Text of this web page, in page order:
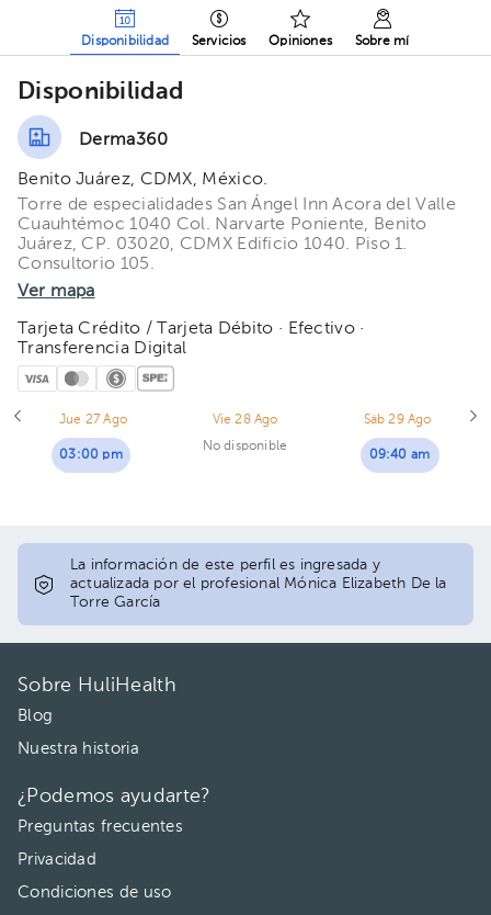
Disponibilidad Servicios Opiniones Sobre mí
Disponibilidad
Derma360
Benito Juárez, CDMX, México.
Torre de especialidades San Ángel Inn Acora del Valle
Cuauhtémoc 1040 Col. Narvarte Poniente, Benito
Juárez, CP. 03020, CDMX Edificio 1040. Piso 1.
Consultorio 105.
Ver mapa
Tarjeta Crédito / Tarjeta Débito · Efectivo ·
Transferencia Digital
Jue 27 Ago
03:00 pm
Vie 28 Ago
No disponible
Sáb 29 Ago
09:40 am
La información de este perfil es ingresada y
actualizada por el profesional Mónica Elizabeth De la
Torre García
Sobre HuliHealth
Blog
Nuestra historia
¿Podemos ayudarte?
Preguntas frecuentes
Privacidad
Condiciones de uso